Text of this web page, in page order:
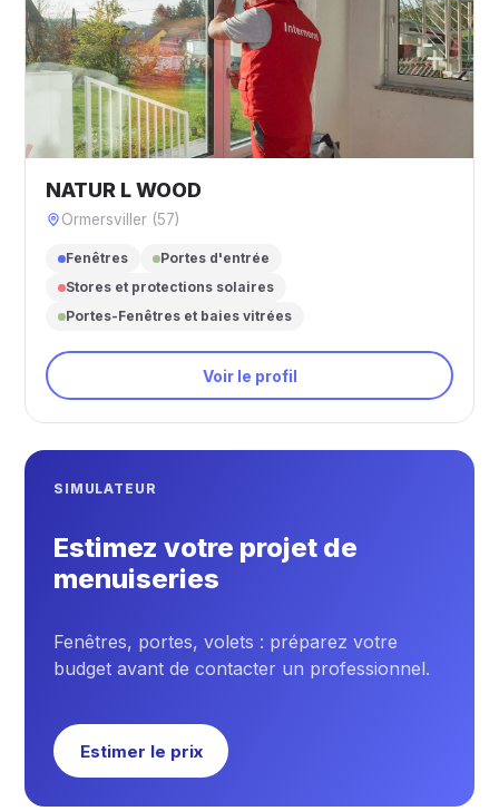
NATUR L WOOD
Ormersviller (57)
Fenêtres
Portes d'entrée
Stores et protections solaires
Portes-Fenêtres et baies vitrées
Voir le profil
SIMULATEUR
Estimez votre projet de
menuiseries
Fenêtres, portes, volets : préparez votre
budget avant de contacter un professionnel.
Estimer le prix